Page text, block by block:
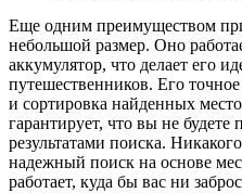
Еще одним преимуществом
небольшой размер. Оно
аккумулятор, что делает его
путешественников. Его
и сортировка найденных
гарантирует, что вы не
результатами поиска.
надежный поиск на основе
работает, куда бы вас ни